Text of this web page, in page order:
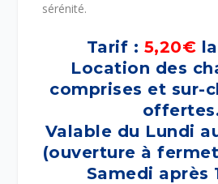
sérénité.
Tarif : 5,20€
Location des
comprises et sur-
Valable du Lundi
(ouverture à
Samedi après